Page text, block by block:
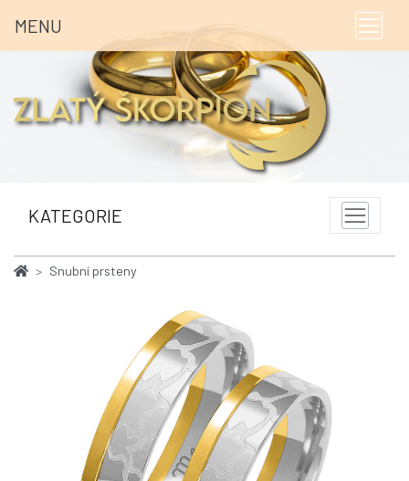
MENU
KATEGORIE
Snubní prsteny